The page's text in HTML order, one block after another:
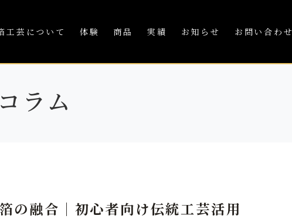
工芸について 体験 商品 実績 お知らせ お問い合わせ
コラム
の融合｜初心者向け伝統工芸活用